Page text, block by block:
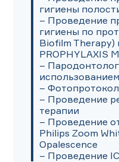
гигиены
– Проведение
гигиены по
Biofilm Therapy)
PROPHYLAXIS
–
– Фотопротокол
– Проведение
терапии
– Проведение
Philips Zoom
Opalescence
– Проведение